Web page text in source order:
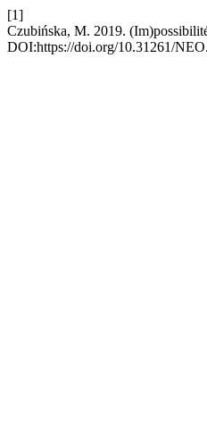
[1]
Czubińska, M. 2019.
DOI:https://doi.org/10.31261/